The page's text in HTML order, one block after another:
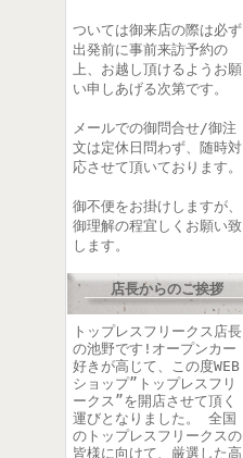
ついては御来店の際は必ず
出発前に事前来訪予約の
上、お越し頂けるようお願
い申しあげる次第です。
メールでの御問合せ/御注
文は定休日問わず、随時対
応させて頂いております。
御不便をお掛けしますが、
御理解の程宜しくお願い致
します。
店長からのご挨拶
トップレスフリークス店長
の池野です!オープンカー
好きが高じて、この度WEB
ショップ”トップレスフリ
ークス”を開店させて頂く
運びとなりました。 全国
のトップレスフリークスの
皆様に向けて、厳選した高